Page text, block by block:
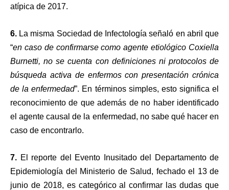
atípica de 2017.
6. La misma Sociedad de Infectología señaló en abril que
“en caso de confirmarse como agente etiológico Coxiella
Burnetti, no se cuenta con definiciones ni protocolos de
búsqueda activa de enfermos con presentación crónica
de la enfermedad”. En términos simples, esto significa el
reconocimiento de que además de no haber identificado
el agente causal de la enfermedad, no sabe qué hacer en
caso de encontrarlo.
7. El reporte del Evento Inusitado del Departamento de
Epidemiología del Ministerio de Salud, fechado el 13 de
junio de 2018, es categórico al confirmar las dudas que